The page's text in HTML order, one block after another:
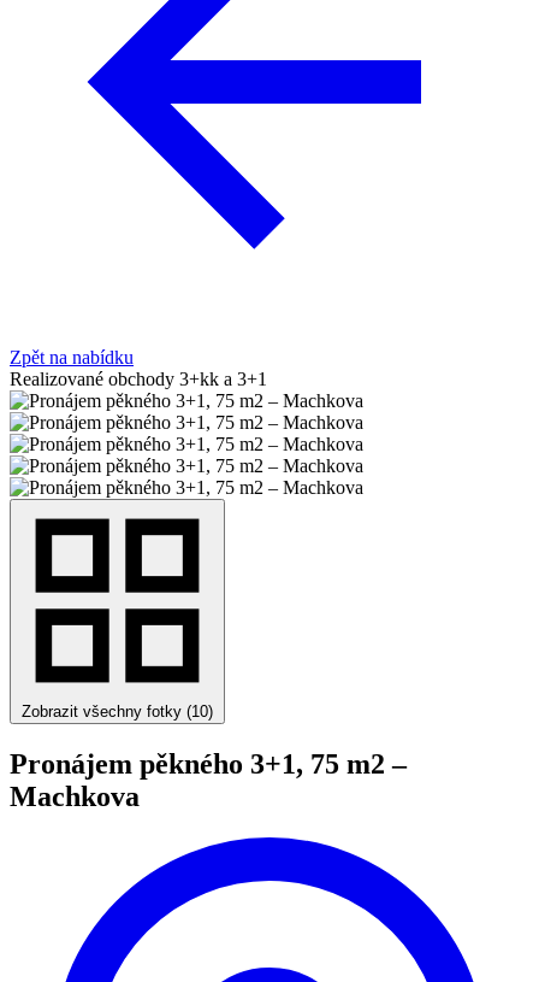
Zpět na nabídku
Realizované obchody 3+kk a 3+1
Zobrazit všechny fotky (10)
Pronájem pěkného 3+1, 75 m2 –
Machkova